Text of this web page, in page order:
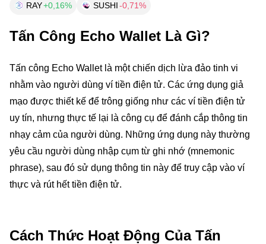
RAY+0,16% SUSHI-0,71%
Tấn Công Echo Wallet Là Gì?
Tấn công Echo Wallet là một chiến dịch lừa đảo tinh vi
nhằm vào người dùng ví tiền điện tử. Các ứng dụng giả
mạo được thiết kế để trông giống như các ví tiền điện tử
uy tín, nhưng thực tế lại là công cụ để đánh cắp thông tin
nhạy cảm của người dùng. Những ứng dụng này thường
yêu cầu người dùng nhập cụm từ ghi nhớ (mnemonic
phrase), sau đó sử dụng thông tin này để truy cập vào ví
thực và rút hết tiền điện tử.
Cách Thức Hoạt Động Của Tấn